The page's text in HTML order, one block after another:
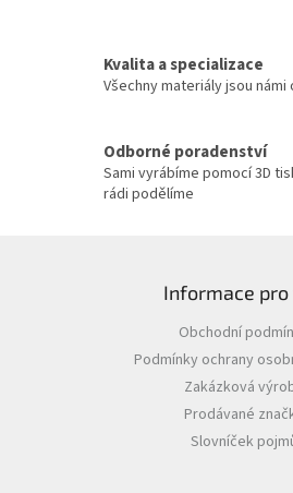
k
y
p
i
Kvalita a specializace
Všechny materiály jsou
Odborné poradenství
Sami vyrábíme pomocí 3D
rádi podělíme
Informace pro
Obchodní
Podmínky ochrany
Zakázková
Prodávané
Slovníček